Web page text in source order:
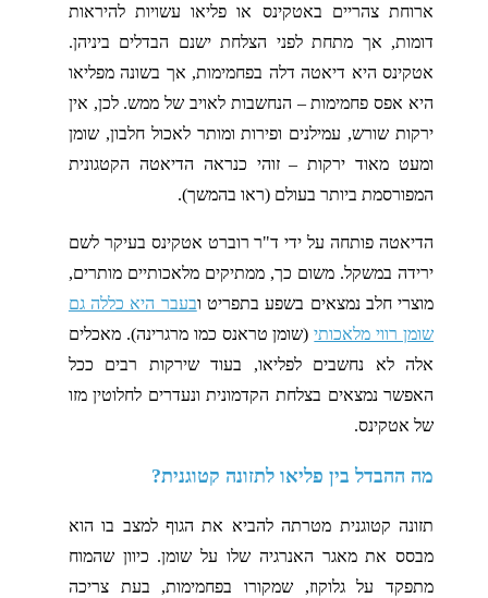
ארוחת צהריים באטקינס או פליאו עשויות להיראות
דומות, אך מתחת לפני הצלחת ישנם הבדלים ביניהן.
אטקינס היא דיאטה דלה בפחמימות, אך בשונה מפליאו
היא אפס פחמימות – הנחשבות לאויב של ממש. לכן, אין
ירקות שורש, עמילנים ופירות ומותר לאכול חלבון, שומן
ומעט מאוד ירקות – זוהי כנראה הדיאטה הקטגונית
המפורסמת ביותר בעולם (ראו בהמשך).
הדיאטה פותחה על ידי ד"ר רוברט אטקינס בעיקר לשם
ירידה במשקל. משום כך, ממתיקים מלאכותיים מותרים,
מוצרי חלב נמצאים בשפע בתפריט ובעבר היא כללה גם
שומן רווי מלאכותי(שומן טראנס כמו מרגרינה). מאכלים
אלה לא נחשבים לפליאו, בעוד שירקות רבים ככל
האפשר נמצאים בצלחת הקדמונית ונעדרים לחלוטין מזו
של אטקינס.
מה ההבדל בין פליאו לתזונה קטוגנית?
תזונה קטוגנית מטרתה להביא את הגוף למצב בו הוא
מבסס את מאגר האנרגיה שלו על שומן. כיוון שהמוח
מתפקד על גלוקוז, שמקורו בפחמימות, בעת צריכה